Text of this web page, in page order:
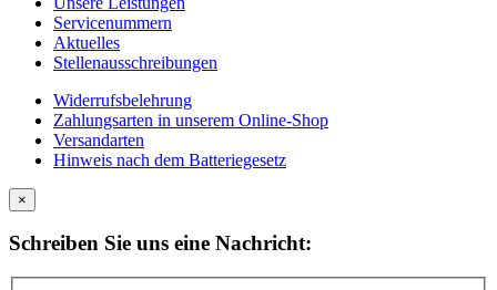
Servicenummern
Aktuelles
Stellenausschreibungen
Widerrufsbelehrung
Zahlungsarten in unserem Online-Shop
Versandarten
Hinweis nach dem Batteriegesetz
×
Schreiben Sie uns eine Nachricht: